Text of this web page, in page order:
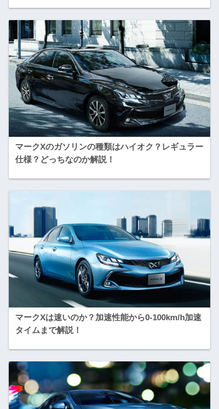
マークXのガソリンの種類はハイオク？レギュラー
仕様？どっちなのか解説！
マークXは速いのか？加速性能から0-100km/h加速
タイムまで解説！